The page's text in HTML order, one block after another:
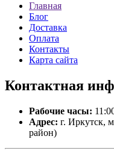
Главная
Блог
Доставка
Оплата
Контакты
Карта сайта
Контактная
Рабочие часы:
Адрес: г. Иркутск,
район)